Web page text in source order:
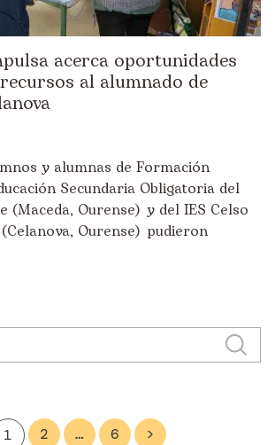
acerca oportunidades
al alumnado de
y alumnas de Formación
Secundaria Obligatoria del
(Maceda, Ourense) y del IES Celso
Ourense) pudieron
1 2 … 6 >